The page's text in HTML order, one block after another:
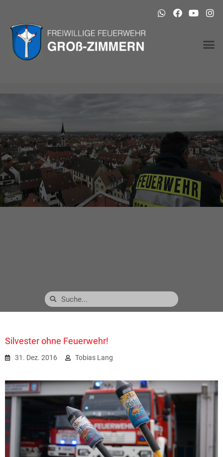
Silvester ohne Feuerwehr!
31. Dez. 2016 Tobias Lang